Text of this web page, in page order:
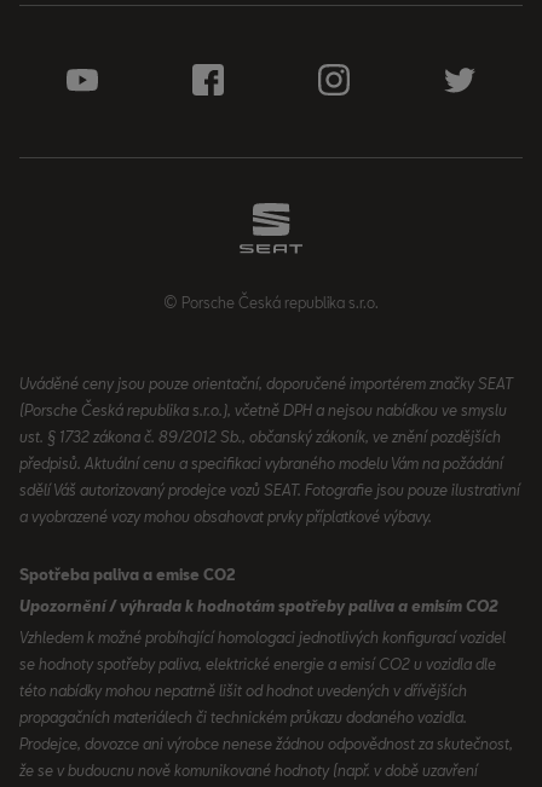
© Porsche Česká republika s.r.o.
Uváděné ceny jsou pouze orientační, doporučené importérem značky SEAT
(Porsche Česká republika s.r.o.), včetně DPH a nejsou nabídkou ve smyslu
ust. § 1732 zákona č. 89/2012 Sb., občanský zákoník, ve znění pozdějších
předpisů. Aktuální cenu a specifikaci vybraného modelu Vám na požádání
sdělí Váš autorizovaný prodejce vozů SEAT. Fotografie jsou pouze ilustrativní
a vyobrazené vozy mohou obsahovat prvky příplatkové výbavy.
Spotřeba paliva a emise CO2
Upozornění / výhrada k hodnotám spotřeby paliva a emisím CO2
Vzhledem k možné probíhající homologaci jednotlivých konfigurací vozidel
se hodnoty spotřeby paliva, elektrické energie a emisí CO2 u vozidla dle
této nabídky mohou nepatrně lišit od hodnot uvedených v dřívějších
propagačních materiálech či technickém průkazu dodaného vozidla.
Prodejce, dovozce ani výrobce nenese žádnou odpovědnost za skutečnost,
že se v budoucnu nově komunikované hodnoty (např. v době uzavření